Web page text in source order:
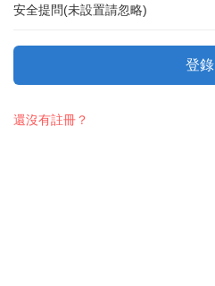
安全提問(未設置請忽略)
登錄
還沒有註冊？